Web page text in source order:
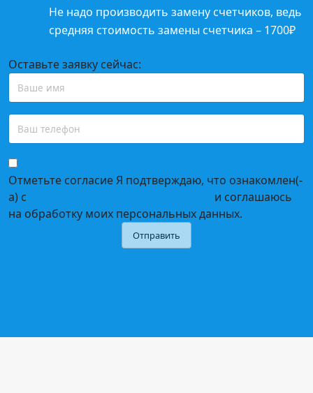
Не надо производить замену счетчиков, ведь
средняя стоимость замены счетчика – 1700₽
Оставьте заявку сейчас:
Отметьте согласиеЯ подтверждаю, что ознакомлен(-
а) с
и соглашаюсь
на обработку моих персональных данных.
Отправить